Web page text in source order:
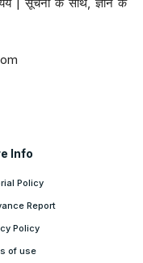
Info
Policy
Report
Policy
of use